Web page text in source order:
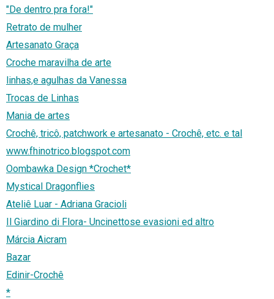
"De dentro pra fora!"
Retrato de mulher
Artesanato Graça
Croche maravilha de arte
linhas,e agulhas da Vanessa
Trocas de Linhas
Mania de artes
Crochê, tricô, patchwork e artesanato - Crochê, etc. e tal
www.fhinotrico.blogspot.com
Oombawka Design *Crochet*
Mystical Dragonflies
Ateliê Luar - Adriana Gracioli
Il Giardino di Flora- Uncinettose evasioni ed altro
Márcia Aicram
Bazar
Edinir-Crochê
*